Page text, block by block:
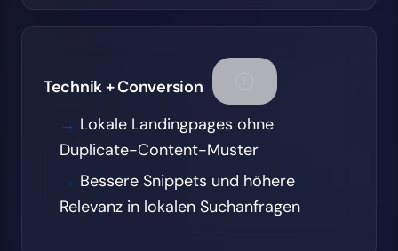
Technik + Conversion
Lokale Landingpages ohne
Duplicate-Content-Muster
Bessere Snippets und höhere
Relevanz in lokalen Suchanfragen